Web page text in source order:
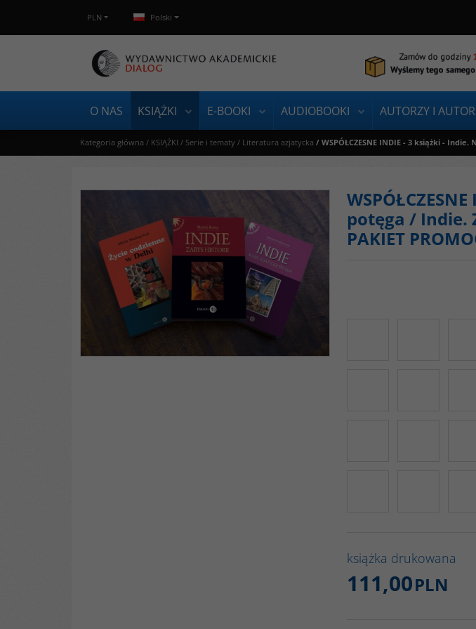
PLN Polski
O NAS KSIĄŻKI E-BOOKI AUDIOBOOKI AUTORZY I
Kategoria główna / KSIĄŻKI / Serie i tematy / Literatura azjatycka / WSPÓŁCZESNE INDIE - 3 książki -
potęga / Indie.
PAKIET
książka drukowana
111,00PLN